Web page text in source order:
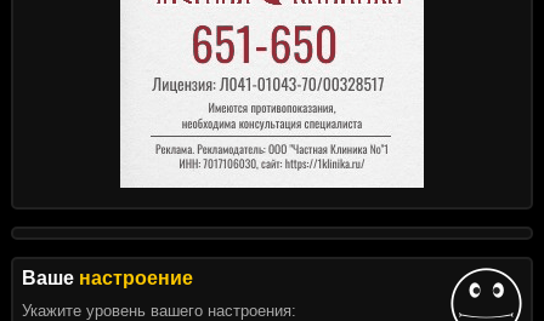
Ваше настроение
Укажите уровень вашего настроения: